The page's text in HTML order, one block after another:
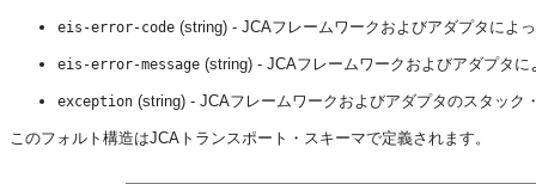
eis-error-code (string) - JCAフレームワークおよびアダプタによ
eis-error-message (string) - JCAフレームワークおよびアダプタ
exception (string) - JCAフレームワークおよびアダプタのスタック
このフォルト構造はJCAトランスポート・スキーマで定義されます。